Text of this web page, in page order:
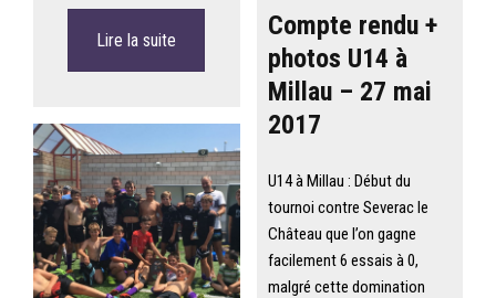
Lire la suite
Compte rendu +
photos U14 à
Millau – 27 mai
2017
U14 à Millau : Début du
tournoi contre Severac le
Château que l’on gagne
facilement 6 essais à 0,
malgré cette domination